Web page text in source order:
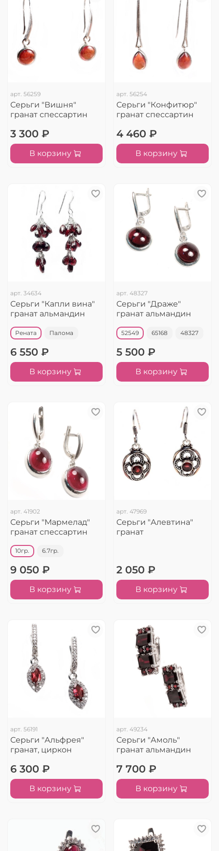
арт. 56259
Серьги "Вишня"
гранат спессартин
3 300 ₽
В корзину
арт. 56254
Серьги "Конфитюр"
гранат спессартин
4 460 ₽
В корзину
арт. 34634
Серьги "Капли вина"
гранат альмандин
Рената Палома
6 550 ₽
В корзину
арт. 48327
Серьги "Драже"
гранат альмандин
52549 65168 48327
5 500 ₽
В корзину
арт. 41902
Серьги "Мармелад"
гранат спессартин
10гр. 6.7гр.
9 050 ₽
В корзину
арт. 47969
Серьги "Алевтина"
гранат
2 050 ₽
В корзину
арт. 56191
Серьги "Альфрея"
гранат, циркон
6 300 ₽
В корзину
арт. 49234
Серьги "Амоль"
гранат альмандин
7 700 ₽
В корзину